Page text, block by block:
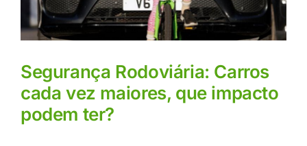
Segurança Rodoviária: Carros
cada vez maiores, que impacto
podem ter?